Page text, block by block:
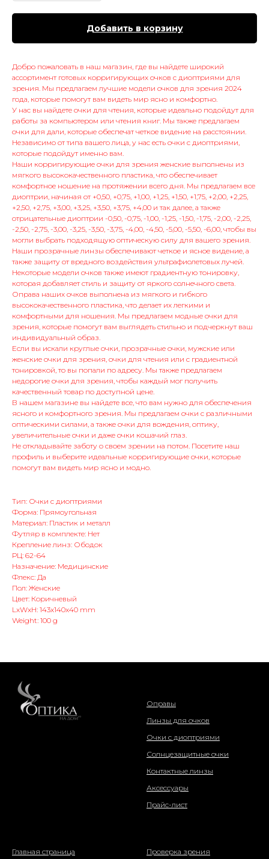
Добавить в корзину
Добро пожаловать в наш магазин, где вы найдете широкий
ассортимент готовых корригирующих очков с диоптриями для
зрения. Мы предлагаем лучшие модели очков для зрения 2024
года, которые помогут вам видеть мир ясно и комфортно.
У нас вы найдете очки для чтения, которые идеально подойдут для
работы за компьютером или чтения книг. Мы также предлагаем
очки для дали, которые обеспечат четкое видение на расстоянии.
Независимо от типа вашего лица, у нас есть очки с диоптриями,
которые подойдут именно вам.
Наши корригирующие очки для зрения женские выполнены из
мягкого высококачественного пластика, что обеспечивает
комфортное ношение на протяжении всего дня. Мы предлагаем все
диоптрии, начиная от +0,50, +0,75, +1,00, +1,25, +1,50, +1,75, +2,00, +2,25,
+2,50, +2,75, +3,00, +3,25, +3,50, +3,75, +4,00 и так далее, а также
отрицательные диоптрии -0,50, -0,75, -1,00, -1,25, -1,50, -1,75, -2,00, -2,25,
-2,50, -2,75, -3,00, -3,25, -3,50, -3,75, -4,00, -4,50, -5,00, -5,50, -6,00, чтобы вы
могли выбрать подходящую оптическую силу для вашего зрения.
Наши прозрачные линзы обеспечивают четкое и ясное видение, а
также защиту от вредного воздействия ультрафиолетовых лучей.
Некоторые модели очков также имеют градиентную тонировку,
которая добавляет стиль и защиту от яркого солнечного света.
Оправа наших очков выполнена из мягкого и гибкого
высококачественного пластика, что делает их легкими и
комфортными для ношения. Мы предлагаем модные очки для
зрения, которые помогут вам выглядеть стильно и подчеркнут ваш
индивидуальный образ.
Если вы искали круглые очки, прозрачные очки, мужские или
женские очки для зрения, очки для чтения или с градиентной
тонировкой, то вы попали по адресу. Мы также предлагаем
недорогие очки для зрения, чтобы каждый мог получить
качественный товар по доступной цене.
В нашем магазине вы найдете все, что вам нужно для обеспечения
ясного и комфортного зрения. Мы предлагаем очки с различными
оптическими силами, а также очки для вождения, оптику,
увеличительные очки и даже очки кошачий глаз.
Не откладывайте заботу о своем зрении на потом. Посетите наш
профиль и выберите идеальные корригирующие очки, которые
помогут вам видеть мир ясно и модно.
Тип: Очки с диоптриями
Форма: Прямоугольная
Материал: Пластик и металл
Футляр в комплекте: Нет
Крепление линз: Ободок
РЦ: 62-64
Назначение: Медицинские
Флекс: Да
Пол: Женские
Цвет: Коричневый
LxWxH: 143x140x40 mm
Weight: 100 g
Оправы
Линзы для очков
Очки с диоптриями
Солнцезащитные очки
Контактные линзы
Аксессуары
Прайс-лист
Главная страница Проверка зрения